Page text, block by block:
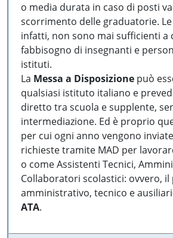
o media durata in caso di posti
scorrimento delle graduatorie.
infatti, non sono mai sufficienti a
fabbisogno di insegnanti e
istituti.
La Messa a Disposizione può
qualsiasi istituto italiano e
diretto tra scuola e supplente,
intermediazione. Ed è proprio
per cui ogni anno vengono
richieste tramite MAD per
o come Assistenti Tecnici,
Collaboratori scolastici: ovvero, il
amministrativo, tecnico e
ATA.